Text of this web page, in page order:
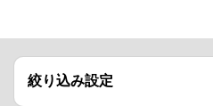
絞り込み設定